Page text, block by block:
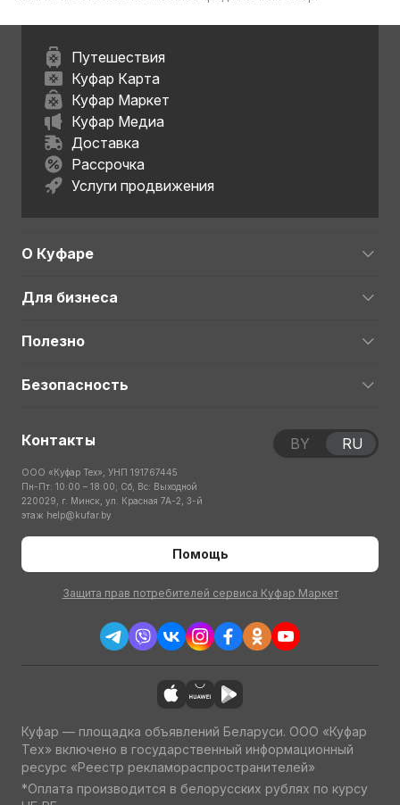
Путешествия
Куфар Карта
Куфар Маркет
Куфар Медиа
Доставка
Рассрочка
Услуги продвижения
О Куфаре
Для бизнеса
Полезно
Безопасность
Контакты
ООО «Куфар Тех», УНП 191767445
Пн-Пт: 10:00 – 18:00; Сб, Вс: Выходной
220029, г. Минск, ул. Красная 7А-2, 3-й
этаж help@kufar.by
Помощь
Защита прав потребителей сервиса Куфар Маркет
BY RU
Куфар — площадка объявлений Беларуси. ООО «Куфар
Тех» включено в государственный информационный
ресурс «Реестр рекламораспространителей»
*Оплата производится в белорусских рублях по курсу